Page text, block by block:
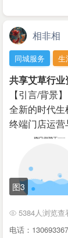
相非相
同城服务 生
【引言/背景
全新的时代
终端门店运
图3
5384人浏览查
电话：